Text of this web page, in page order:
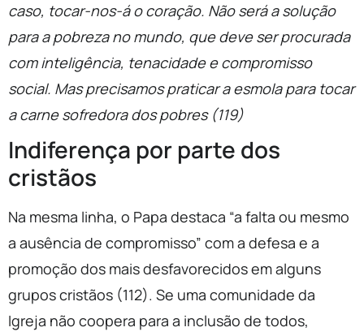
caso, tocar-nos-á o coração. Não será a solução
para a pobreza no mundo, que deve ser procurada
com inteligência, tenacidade e compromisso
social. Mas precisamos praticar a esmola para tocar
a carne sofredora dos pobres (119)
Indiferença por parte dos
cristãos
Na mesma linha, o Papa destaca “a falta ou mesmo
a ausência de compromisso” com a defesa e a
promoção dos mais desfavorecidos em alguns
grupos cristãos (112). Se uma comunidade da
Igreja não coopera para a inclusão de todos,